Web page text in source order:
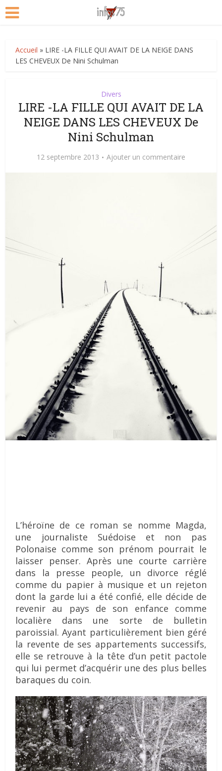
Accueil » LIRE -LA FILLE QUI AVAIT DE LA NEIGE DANS
LES CHEVEUX De Nini Schulman
Divers
LIRE -LA FILLE QUI AVAIT DE LA
NEIGE DANS LES CHEVEUX De
Nini Schulman
12 septembre 2013 Ajouter un commentaire
L’héroïne de ce roman se nomme Magda,
une journaliste Suédoise et non pas
Polonaise comme son prénom pourrait le
laisser penser. Après une courte carrière
dans la presse people, un divorce réglé
comme du papier à musique et un rejeton
dont la garde lui a été confié, elle décide de
revenir au pays de son enfance comme
localière dans une sorte de bulletin
paroissial. Ayant particulièrement bien géré
la revente de ses appartements successifs,
elle se retrouve à la tête d’un petit pactole
qui lui permet d’acquérir une des plus belles
baraques du coin.